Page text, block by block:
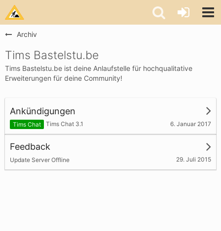
Archiv
Tims Bastelstu.be
Tims Bastelstu.be ist deine Anlaufstelle für hochqualitative
Erweiterungen für deine Community!
Ankündigungen
Tims Chat Tims Chat 3.1 6. Januar 2017
Feedback
Update Server Offline 29. Juli 2015